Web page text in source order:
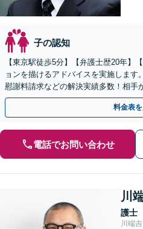
子の認知
【東京駅徒歩5分】【弁護士歴20年】
ョンを描けるアドバイスを実施します
慰謝料請求などの解決実績多数！相手
諦めずにご相談ください【初回相談30
料金表
電話でお問い合わせ
川
護士
川端